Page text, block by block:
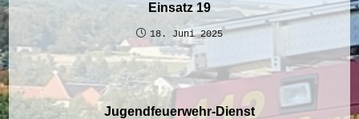
Einsatz 19
18. Juni 2025
Jugendfeuerwehr-Dienst